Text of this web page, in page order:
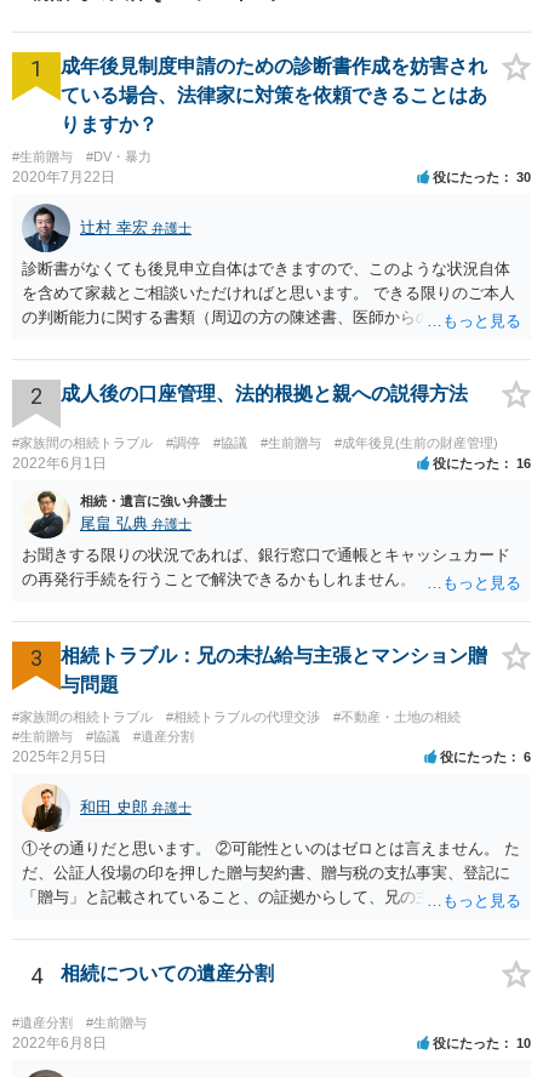
1
成年後見制度申請のための診断書作成を妨害され
ている場合、法律家に対策を依頼できることはあ
りますか？
#生前贈与 #DV・暴力
2020年7月22日 役にたった 30
辻村 幸宏 弁護士
診断書がなくても後見申立自体はできますので、このような状況自体
を含めて家裁とご相談いただければと思います。 できる限りのご本人
の判断能力に関する書類（周辺の方の陳述書、医師からの聴取書等）
をしていただければそこから先は進むのではないかと存じます。 ま
た、Aさんの意向を酌みすぎるあまりに後見申立ができない状況にして
いる施設の問題もありますので、当該地域の地域包括支援センターに
ご相談されるのもひとつの方法です。
2 成人後の口座管理、法的根拠と親への説得方法
#家族間の相続トラブル #調停 #協議 #生前贈与 #成年後見(生前の財産管理)
2022年6月1日 役にたった 16
相続・遺言に強い弁護士
尾畠 弘典 弁護士
お聞きする限りの状況であれば、銀行窓口で通帳とキャッシュカード
の再発行手続を行うことで解決できるかもしれません。
3
相続トラブル：兄の未払給与主張とマンション贈
与問題
#家族間の相続トラブル #相続トラブルの代理交渉
#不動産・土地の相続
#生前贈与
#協議 #遺産分割
2025年2月5日 役にたった 6
和田 史郎 弁護士
①その通りだと思います。 ②可能性といのはゼロとは言えません。 た
だ、公証人役場の印を押した贈与契約書、贈与税の支払事実、登記に
「贈与」と記載されていること、の証拠からして、兄の主張は通らな
わなければ、遺産分割調停を申し立てて進めるのがベターのような気
がしますね。
4 相続についての遺産分割
#遺産分割 #生前贈与
2022年6月8日 役にたった 10